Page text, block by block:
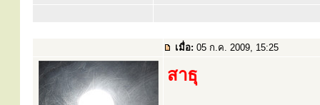
เมื่อ: 05 ก.ค. 2009, 15:25
สาธุ